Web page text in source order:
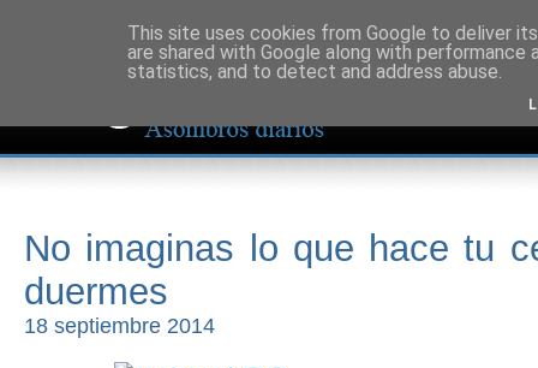
No imaginas lo que hace tu
duermes
18 septiembre 2014
This site uses cookies from Google to deliver
are shared with Google along with
statistics, and to detect and address abuse.